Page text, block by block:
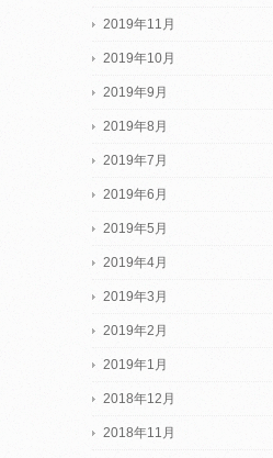
2019年11月
2019年10月
2019年9月
2019年8月
2019年7月
2019年6月
2019年5月
2019年4月
2019年3月
2019年2月
2019年1月
2018年12月
2018年11月